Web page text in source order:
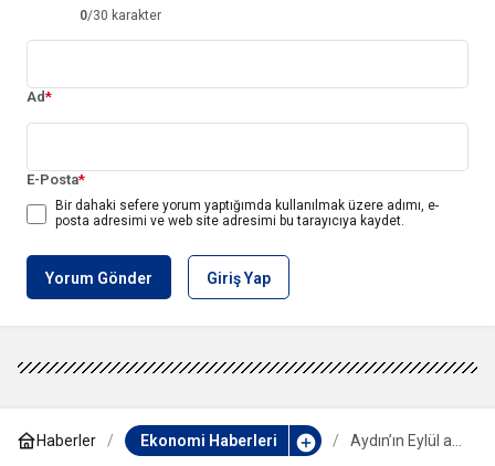
0/30 karakter
Ad*
E-Posta*
Bir dahaki sefere yorum yaptığımda kullanılmak üzere adımı, e-
posta adresimi ve web site adresimi bu tarayıcıya kaydet.
Yorum Gönder Giriş Yap
Haberler Ekonomi Haberleri
Aydın’ın Eylül ayı